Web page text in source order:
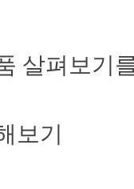
살펴보기
보기